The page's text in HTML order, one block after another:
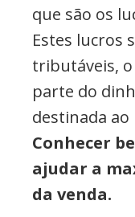
que são os
Estes lucros
tributáveis,
parte do
destinada
Conhecer
ajudar a
da venda.